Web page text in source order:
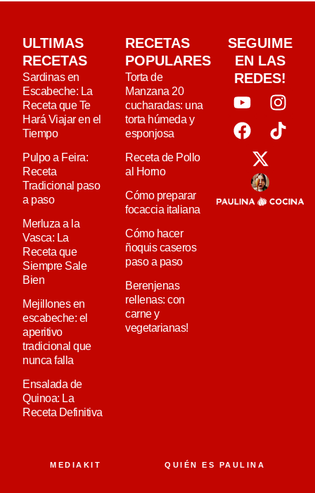
ULTIMAS
RECETAS
Sardinas en
Escabeche: La
Receta que Te
Hará Viajar en el
Tiempo
Pulpo a Feira:
Receta
Tradicional paso
a paso
Merluza a la
Vasca: La
Receta que
Siempre Sale
Bien
Mejillones en
escabeche: el
aperitivo
tradicional que
nunca falla
Ensalada de
Quinoa: La
Receta Definitiva
RECETAS
POPULARES
Torta de
Manzana 20
cucharadas: una
torta húmeda y
esponjosa
Receta de Pollo
al Horno
Cómo preparar
focaccia italiana
Cómo hacer
ñoquis caseros
paso a paso
Berenjenas
rellenas: con
carne y
vegetarianas!
SEGUIME
EN LAS
REDES!
MEDIAKIT QUIÉN ES PAULINA